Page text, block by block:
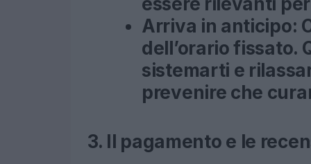
Arriva in anticipo:
dell’orario fissato.
sistemarti e
prevenire che
3. Il pagamento e le